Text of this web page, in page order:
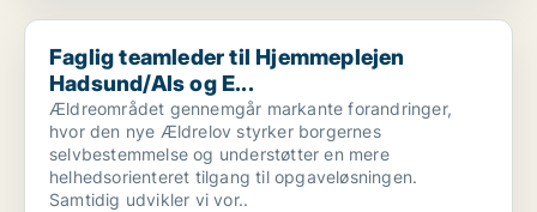
Faglig teamleder til Hjemmeplejen Hadsund/Als og E...
Faglig teamleder til Hjemmeplejen
Hadsund/Als og E...
Ældreområdet gennemgår markante forandringer,
hvor den nye Ældrelov styrker borgernes
selvbestemmelse og understøtter en mere
helhedsorienteret tilgang til opgaveløsningen.
Samtidig udvikler vi vor..